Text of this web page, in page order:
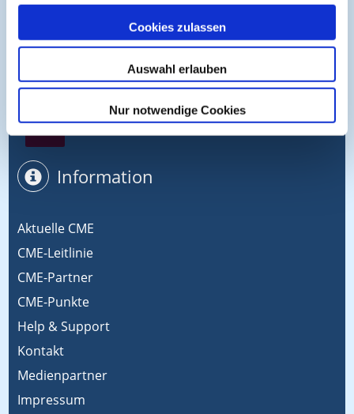
Cookies zulassen
Auswahl erlauben
Nur notwendige Cookies
Symposium Asthma und Allergien
Gemeinsam gegen ADIPOSITAS
Information
Aktuelle CME
CME-Leitlinie
CME-Partner
CME-Punkte
Help & Support
Kontakt
Medienpartner
Impressum